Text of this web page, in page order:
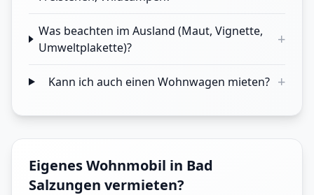
Was beachten im Ausland (Maut, Vignette,
Umweltplakette)?
+
Kann ich auch einen Wohnwagen mieten? +
Eigenes Wohnmobil in Bad
Salzungen vermieten?